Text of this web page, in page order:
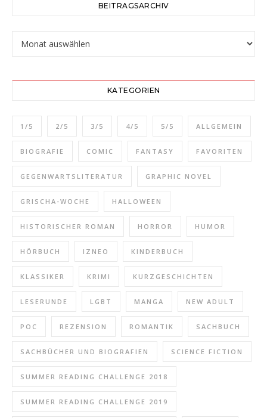
BEITRAGSARCHIV
KATEGORIEN
1/5 2/5 3/5 4/5 5/5 ALLGEMEIN
BIOGRAFIE COMIC FANTASY FAVORITEN
GEGENWARTSLITERATUR GRAPHIC NOVEL
GRISCHA-WOCHE HALLOWEEN
HISTORISCHER ROMAN HORROR HUMOR
HÖRBUCH IZNEO KINDERBUCH
KLASSIKER KRIMI KURZGESCHICHTEN
LESERUNDE LGBT MANGA NEW ADULT
POC REZENSION ROMANTIK SACHBUCH
SACHBÜCHER UND BIOGRAFIEN SCIENCE FICTION
SUMMER READING CHALLENGE 2018
SUMMER READING CHALLENGE 2019